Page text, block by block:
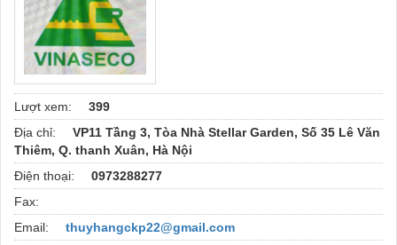
Lượt xem:
399
Địa chỉ:
VP11 Tầng 3, Tòa Nhà Stellar Garden, Số 35 Lê Văn
Thiêm, Q. thanh Xuân, Hà Nội
Điện thoại:
0973288277
Fax:
Email:
thuyhangckp22@gmail.com